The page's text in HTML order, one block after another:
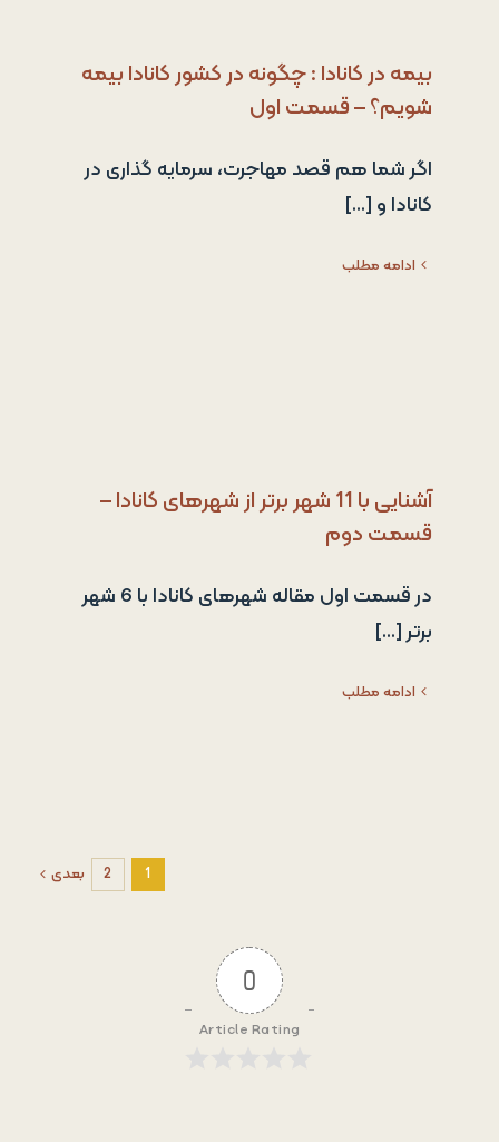
بیمه در کانادا : چگونه در کشور کانادا بیمه
شویم؟ – قسمت اول
اگر شما هم قصد مهاجرت، سرمایه گذاری در
کانادا و [...]
ادامه مطلب
آشنایی با 11 شهر برتر از شهرهای کانادا –
قسمت دوم
در قسمت اول مقاله شهرهای کانادا با 6 شهر
برتر [...]
ادامه مطلب
1
2 بعدی
0
Article Rating